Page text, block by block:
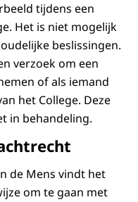
tijdens een
Het is niet mogelijk
beslissingen.
verzoek om een
of als iemand
het College. Deze
in behandeling.
de Mens vindt het
om te gaan met